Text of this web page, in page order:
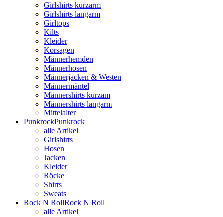
Girlshirts kurzarm
Girlshirts langarm
Girltops
Kilts
Kleider
Korsagen
Männerhemden
Männerhosen
Männerjacken & Westen
Männermäntel
Männershirts kurzam
Männershirts langarm
Mittelalter
PunkrockPunkrock
alle Artikel
Girlshirts
Hosen
Jacken
Kleider
Röcke
Shirts
Sweats
Rock N RollRock N Roll
alle Artikel